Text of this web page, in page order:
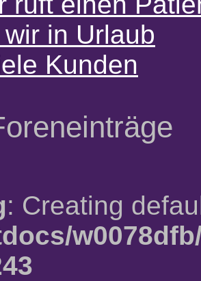
in Urlaub
Kunden
: Creating